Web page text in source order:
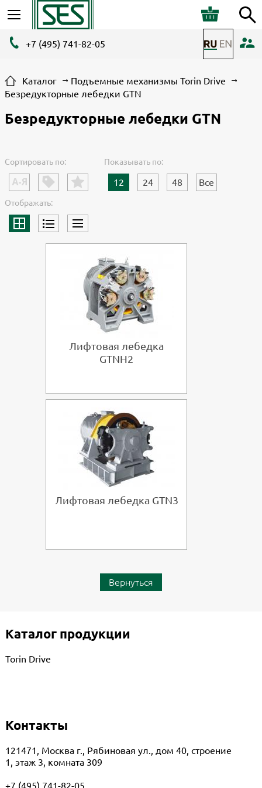
+7 (495) 741-82-05
Каталог
Подъемные механизмы Torin Drive
Безредукторные лебедки GTN
Безредукторные лебедки GTN
Сортировать по: Показывать по:
12 24 48 Все
Отображать:
В корзину
Лифтовая лебедка
GTNH2
Лифтовая лебедка GTN3
Вернуться
Каталог продукции
Torin Drive
Контакты
121471, Москва г., Рябиновая ул., дом 40, строение
1, этаж 3, комната 309
+7 (495) 741-82-05